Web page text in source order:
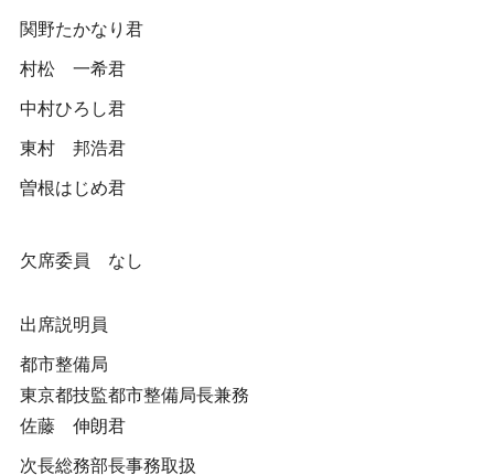
関野たかなり君
村松 一希君
中村ひろし君
東村 邦浩君
曽根はじめ君
欠席委員 なし
出席説明員
都市整備局
東京都技監都市整備局長兼務
佐藤 伸朗君
次長総務部長事務取扱